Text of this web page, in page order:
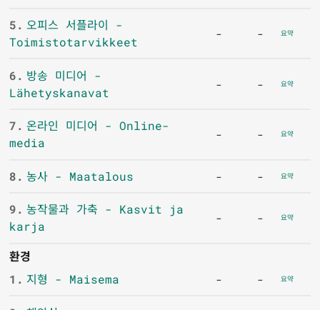
5. 오피스 서플라이 -
Toimistotarvikkeet
- - 요약
6. 방송 미디어 -
Lähetyskanavat
- - 요약
7. 온라인 미디어 - Online-
media
- - 요약
8. 농사 - Maatalous - - 요약
9. 농작물과 가축 - Kasvit ja
karja
- - 요약
환경
1. 지형 - Maisema - - 요약